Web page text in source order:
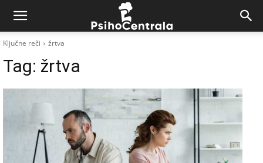
Ključne reči žrtva
Tag: žrtva